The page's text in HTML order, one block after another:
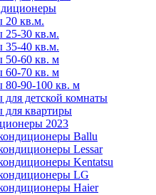
20 кв.м.
25-30 кв.м.
35-40 кв.м.
50-60 кв. м
60-70 кв. м
90-100 кв. м
детской комнаты
квартиры
2023
Ballu
Lessar
Kentatsu
LG
Haier